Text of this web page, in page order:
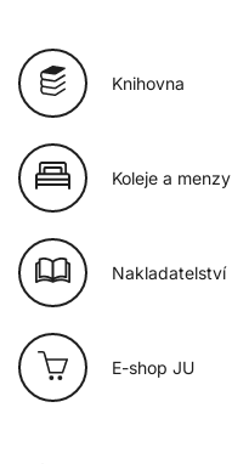
Knihovna
Koleje a menzy
Nakladatelství
E-shop JU